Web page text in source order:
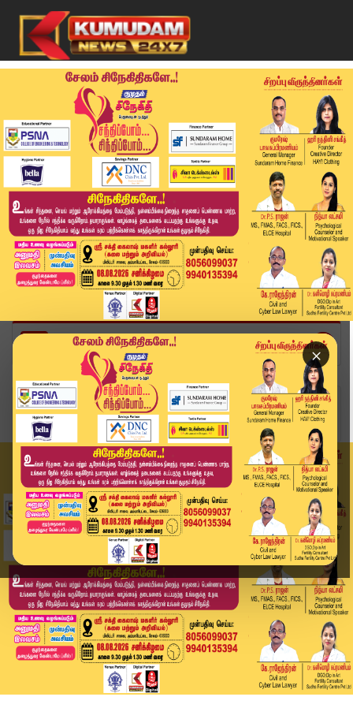
×
Home
வீடியோ ஸ்டோரி
தூய்மை பணியாளர்கள் மீது வழக்கு பதிவு | Workers ...